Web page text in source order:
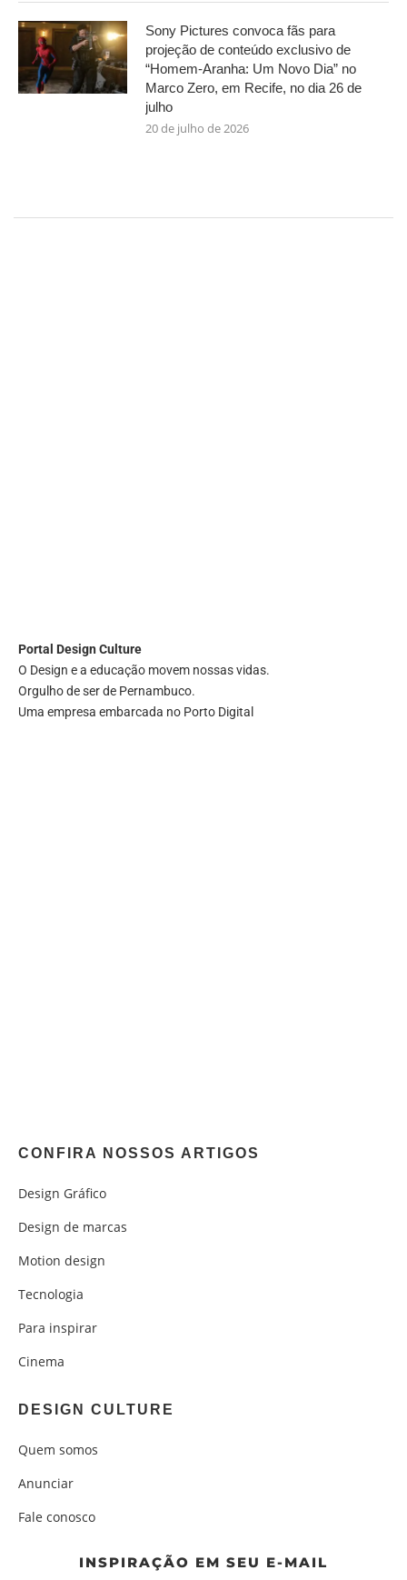
Sony Pictures convoca fãs para
projeção de conteúdo exclusivo de
“Homem-Aranha: Um Novo Dia” no
Marco Zero, em Recife, no dia 26 de
julho
20 de julho de 2026
Portal Design Culture
O Design e a educação movem nossas vidas.
Orgulho de ser de Pernambuco.
Uma empresa embarcada no Porto Digital
CONFIRA NOSSOS ARTIGOS
Design Gráfico
Design de marcas
Motion design
Tecnologia
Para inspirar
Cinema
DESIGN CULTURE
Quem somos
Anunciar
Fale conosco
INSPIRAÇÃO EM SEU E-MAIL